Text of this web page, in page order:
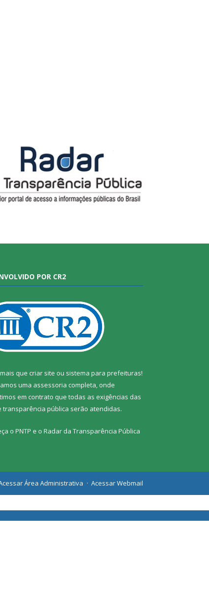
POR CR2
que criar site ou sistema para prefeituras!
uma assessoria completa, onde
em contrato que todas as exigências das
transparência pública serão atendidas.
o PNTP e o Radar da Transparência Pública
Área Administrativa Acessar Webmail